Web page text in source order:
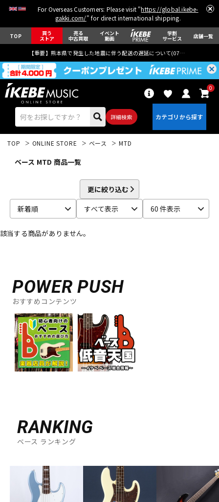
For Overseas Customers: Please visit "https://global.ikebe-
gakki.com/" for direct international shipping.
TOP 買う
ストア
売る
中古買取
イベント
動画
学割
サービス 店舗一覧
【重要】熊本県で発生した地震に伴う配送の遅延について(07月29日
詳細検索
0
エレキギター アコギ/エレアコ
ベース
キーボード
管楽器
アンプ
DTM オンライン納品
配信/ライブ機器
TOP ONLINE STORE ベース MTD
ベース MTD 商品一覧
更に絞り込む
新着順
すべて表示 60 件表示
該当する商品がありません。
POWER PUSH
おすすめコンテンツ
RANKING
ベース ランキング